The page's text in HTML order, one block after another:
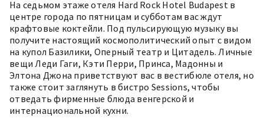
На седьмом этаже отеля Hard Rock Hotel Budapest в
центре города по пятницам и субботам вас ждут
крафтовые коктейли. Под пульсирующую музыку вы
получите настоящий космополитический опыт с видом
на купол Базилики, Оперный театр и Цитадель. Личные
вещи Леди Гаги, Кэти Перри, Принса, Мадонны и
Элтона Джона приветствуют вас в вестибюле отеля, но
также стоит заглянуть в бистро Sessions, чтобы
отведать фирменные блюда венгерской и
интернациональной кухни.